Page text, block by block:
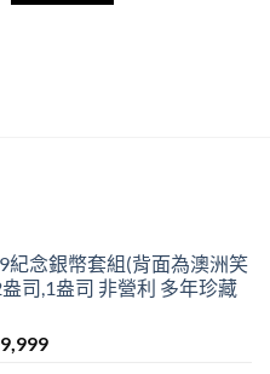
紀念銀幣套組(背面為澳洲笑
司,1盎司 非營利 多年珍藏
目